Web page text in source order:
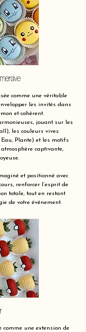
comme une véritable
les invités dans
et cohérent.
jouant sur les
les couleurs vives
Plante) et les motifs
captivante,
et positionné avec
renforcer l’esprit de
totale, tout en restant
de votre événement.
comme une extension de